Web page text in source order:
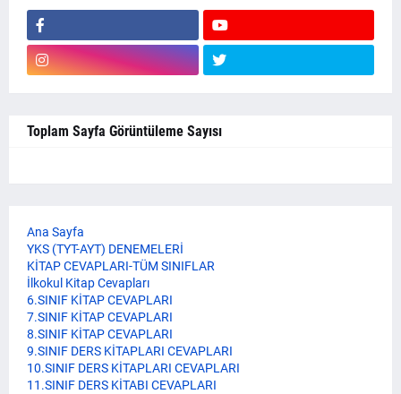
Toplam Sayfa Görüntüleme Sayısı
Ana Sayfa
YKS (TYT-AYT) DENEMELERİ
KİTAP CEVAPLARI-TÜM SINIFLAR
İlkokul Kitap Cevapları
6.SINIF KİTAP CEVAPLARI
7.SINIF KİTAP CEVAPLARI
8.SINIF KİTAP CEVAPLARI
9.SINIF DERS KİTAPLARI CEVAPLARI
10.SINIF DERS KİTAPLARI CEVAPLARI
11.SINIF DERS KİTABI CEVAPLARI